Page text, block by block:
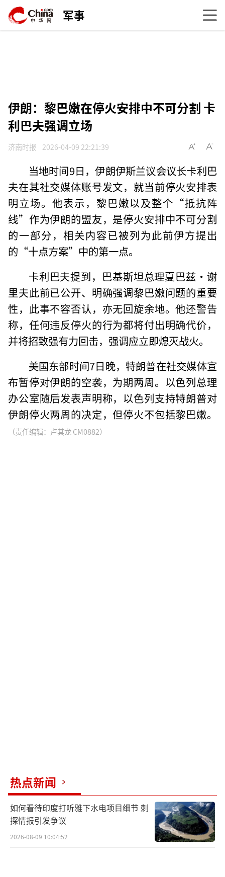
军事
伊朗：黎巴嫩在停火安排中不可分割 卡
利巴夫强调立场
济南时报 2026-04-09 22:21:39
当地时间9日，伊朗伊斯兰议会议长卡利巴
夫在其社交媒体账号发文，就当前停火安排表
明立场。他表示，黎巴嫩以及整个“抵抗阵
线”作为伊朗的盟友，是停火安排中不可分割
的一部分，相关内容已被列为此前伊方提出
的“十点方案”中的第一点。
卡利巴夫提到，巴基斯坦总理夏巴兹·谢
里夫此前已公开、明确强调黎巴嫩问题的重要
性，此事不容否认，亦无回旋余地。他还警告
称，任何违反停火的行为都将付出明确代价，
并将招致强有力回击，强调应立即熄灭战火。
美国东部时间7日晚，特朗普在社交媒体宣
布暂停对伊朗的空袭，为期两周。以色列总理
办公室随后发表声明称，以色列支持特朗普对
伊朗停火两周的决定，但停火不包括黎巴嫩。
（责任编辑：卢其龙 CM0882）
热点新闻
如何看待印度打听雅下水电项目细节 刺
探情报引发争议
2026-08-09 10:04:52